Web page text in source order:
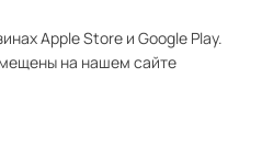
Apple Store и Google Play.
на нашем сайте